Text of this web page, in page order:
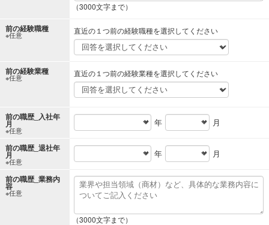
（3000文字まで）
前の経験職種
※任意 直近の１つ前の経験職種を選択してください
前の経験業種
※任意 直近の１つ前の経験業種を選択してください
前の職歴_入社年
月
※任意
年 月
前の職歴_退社年
月
※任意
年 月
前の職歴_業務内
容
※任意
（3000文字まで）